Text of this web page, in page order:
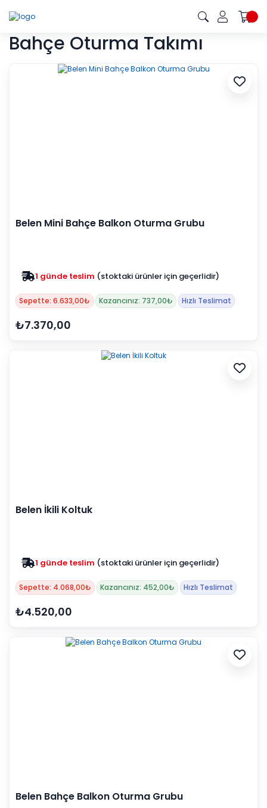
Bahçe Oturma Takımı
Belen Mini Bahçe Balkon Oturma Grubu
1 günde teslim (stoktaki ürünler için geçerlidir)
Sepette: 6.633,00₺ Kazancınız: 737,00₺ Hızlı Teslimat
₺7.370,00
Belen İkili Koltuk
1 günde teslim (stoktaki ürünler için geçerlidir)
Sepette: 4.068,00₺ Kazancınız: 452,00₺ Hızlı Teslimat
₺4.520,00
Belen Bahçe Balkon Oturma Grubu